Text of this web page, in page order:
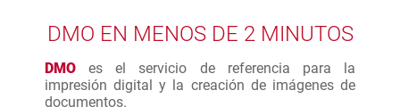
DMO EN MENOS DE 2 MINUTOS
DMO es el servicio de referencia para la
impresión digital y la creación de imágenes de
documentos.